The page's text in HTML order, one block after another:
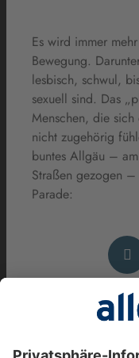
Es wird immer
Bewegung.
lesbisch, schwul,
sexuell sind. Das
Menschen, die
nicht zugehörig
buntes Allgäu –
Straßen gezogen
Parade:
Das könnte